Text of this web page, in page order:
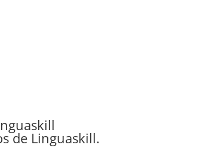
de Linguaskill.